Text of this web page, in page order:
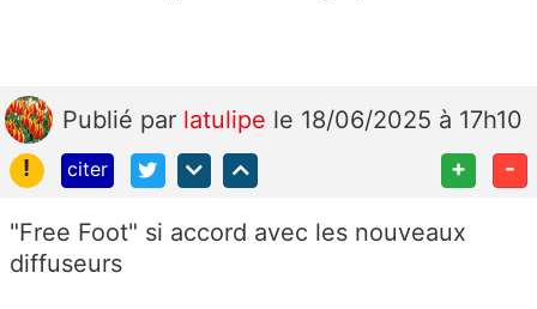
Publié par latulipe le 18/06/2025 à 17h10
!
citer + -
"Free Foot" si accord avec les nouveaux
diffuseurs